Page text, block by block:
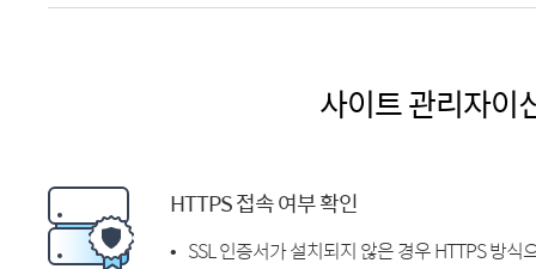
사이트 관리자이
HTTPS 접속 여부 확인
SSL 인증서가 설치되지 않은 경우 HTTPS 방식